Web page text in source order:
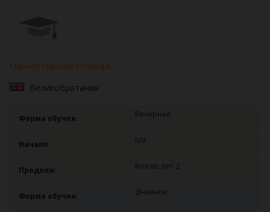
Манчестерский колледж
Великобритания
Форма обучен. Вечернее
Начало n/a
Продолж. Кол-во лет: 2
Форма обучен. Дневное